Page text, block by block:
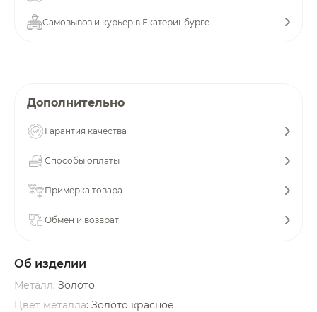
Самовывоз и курьер в Екатеринбурге
Дополнительно
Гарантия качества
Способы оплаты
Примерка товара
Обмен и возврат
Об изделии
Металл: Золото
Цвет металла: Золото красное
об оплате Плайтом
недели
8 800 302-02-51